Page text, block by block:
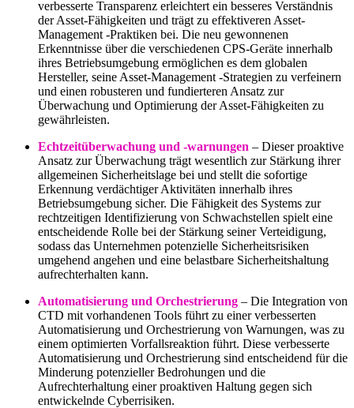
verbesserte Transparenz erleichtert ein besseres Verständnis
der Asset-Fähigkeiten und trägt zu effektiveren Asset-
Management -Praktiken bei. Die neu gewonnenen
Erkenntnisse über die verschiedenen CPS-Geräte innerhalb
ihres Betriebsumgebung ermöglichen es dem globalen
Hersteller, seine Asset-Management -Strategien zu verfeinern
und einen robusteren und fundierteren Ansatz zur
Überwachung und Optimierung der Asset-Fähigkeiten zu
gewährleisten.
Echtzeitüberwachung und -warnungen – Dieser proaktive
Ansatz zur Überwachung trägt wesentlich zur Stärkung ihrer
allgemeinen Sicherheitslage bei und stellt die sofortige
Erkennung verdächtiger Aktivitäten innerhalb ihres
Betriebsumgebung sicher. Die Fähigkeit des Systems zur
rechtzeitigen Identifizierung von Schwachstellen spielt eine
entscheidende Rolle bei der Stärkung seiner Verteidigung,
sodass das Unternehmen potenzielle Sicherheitsrisiken
umgehend angehen und eine belastbare Sicherheitshaltung
aufrechterhalten kann.
Automatisierung und Orchestrierung – Die Integration von
CTD mit vorhandenen Tools führt zu einer verbesserten
Automatisierung und Orchestrierung von Warnungen, was zu
einem optimierten Vorfallsreaktion führt. Diese verbesserte
Automatisierung und Orchestrierung sind entscheidend für die
Minderung potenzieller Bedrohungen und die
Aufrechterhaltung einer proaktiven Haltung gegen sich
entwickelnde Cyberrisiken.